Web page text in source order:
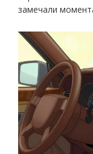
замечали